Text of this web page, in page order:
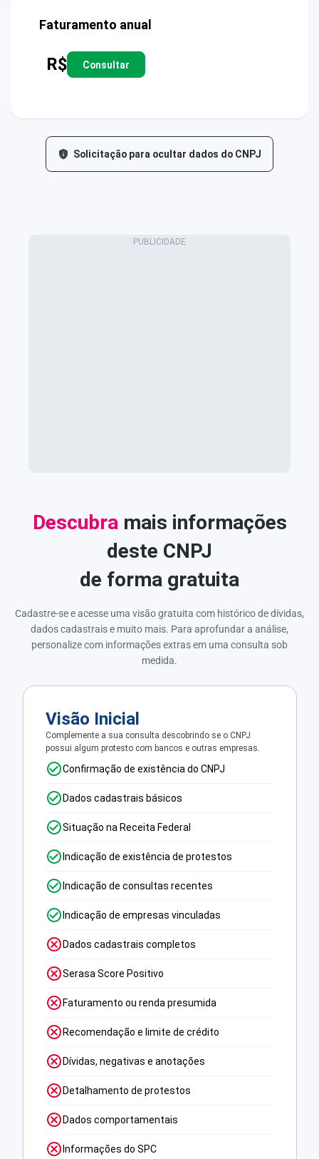
Faturamento anual
R$ Consultar
Solicitação para ocultar dados do CNPJ
Descubramais informações
deste CNPJ
de forma gratuita
Cadastre-se e acesse uma visão gratuita com histórico de dívidas,
dados cadastrais e muito mais. Para aprofundar a análise,
personalize com informações extras em uma consulta sob
medida.
Visão Inicial
Complemente a sua consulta descobrindo se o CNPJ
possui algum protesto com bancos e outras empresas.
Confirmação de existência do CNPJ
Dados cadastrais básicos
Situação na Receita Federal
Indicação de existência de protestos
Indicação de consultas recentes
Indicação de empresas vinculadas
Dados cadastrais completos
Serasa Score Positivo
Faturamento ou renda presumida
Recomendação e limite de crédito
Dívidas, negativas e anotações
Detalhamento de protestos
Dados comportamentais
Informações do SPC